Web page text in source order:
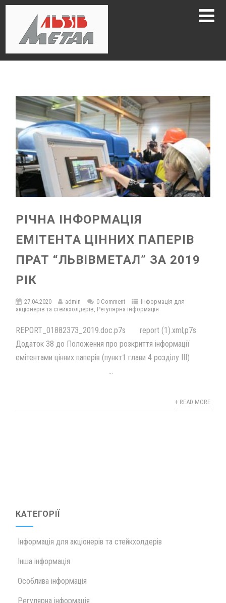
РІЧНА ІНФОРМАЦІЯ
ЕМІТЕНТА ЦІННИХ ПАПЕРІВ
ПРАТ “ЛЬВІВМЕТАЛ” ЗА 2019
РІК
27.04.2020 admin 0 Comment
Інформація для
акціонерів та стейкхолдерів, Регулярна інформація
REPORT_01882373_2019.doc.p7s report (1).xml;p7s
Додаток 38 до Положення про розкриття інформації
емітентами цінних паперів (пункт1 глави 4 розділу III)
...
+ READ MORE
КАТЕГОРІЇ
Інформація для акціонерів та стейкхолдерів
Інша інформація
Особлива інформація
Регулярна інформація